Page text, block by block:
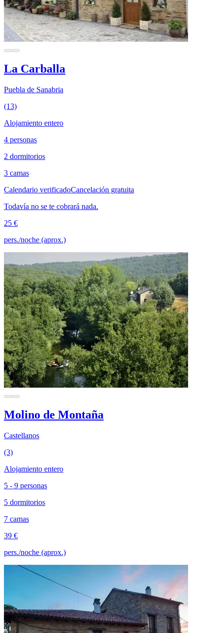
La Carballa
Puebla de Sanabria
(13)
Alojamiento entero
4 personas
2 dormitorios
3 camas
Calendario verificadoCancelación gratuita
Todavía no se te cobrará nada.
25 €
pers./noche (aprox.)
Molino de Montaña
Castellanos
(3)
Alojamiento entero
5 - 9 personas
5 dormitorios
7 camas
39 €
pers./noche (aprox.)